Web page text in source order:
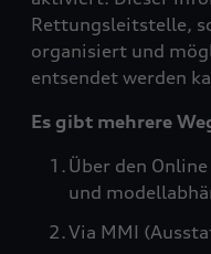
Rettungsleitstelle,
organisiert und
entsendet werden
Es gibt mehrere
Über den
und
Via MMI